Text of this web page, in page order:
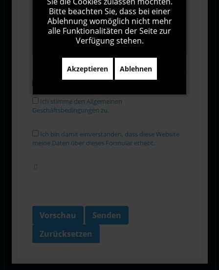
1000Zeichen übrig
Ich stimme den Allgemeinen
Geschäftsbedingungen zu.
Ich bin damit einverstanden, dass diese Website
meine Daten über dieses Formular erhebt.
Vorschau
Senden
Zurücksetzen
Bitte beachten Sie, dass bei einer
Ablehnung womöglich nicht mehr
alle Funktionalitäten der Seite zur
Verfügung stehen.
Akzeptieren Ablehnen